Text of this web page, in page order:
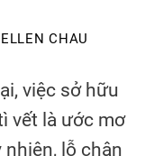
CHAU
việc sở hữu
vết là ước mơ
lỗ chân